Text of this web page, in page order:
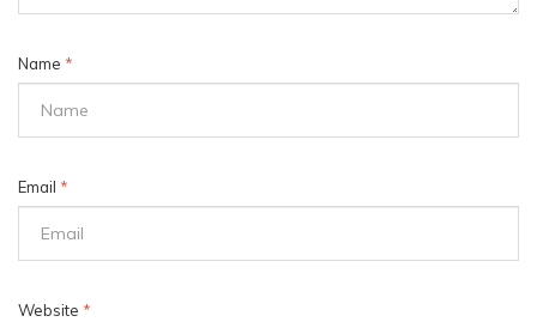
Name *
Email *
Website *